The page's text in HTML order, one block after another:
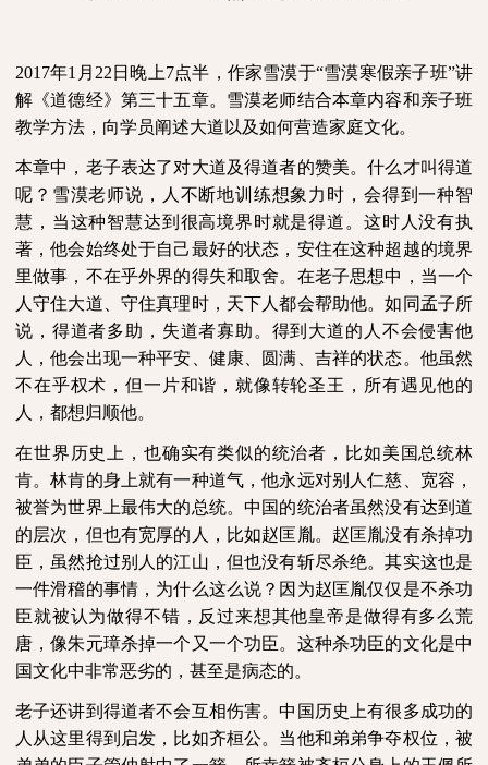
2017年1 月 22 日晚上7点半，作家雪漠于“雪漠寒假亲子班”讲
解《道德经》第三十五章。雪漠老师结合本章内容和亲子班
教学方法，向学员阐述大道以及如何营造家庭文化。
本章中，老子表达了对大道及得道者的赞美。什么才叫得道
呢？雪漠老师说，人不断地训练想象力时，会得到一种智
慧，当这种智慧达到很高境界时就是得道。这时人没有执
著，他会始终处于自己最好的状态，安住在这种超越的境界
里做事，不在乎外界的得失和取舍。在老子思想中，当一个
人守住大道、守住真理时，天下人都会帮助他。如同孟子所
说，得道者多助，失道者寡助。得到大道的人不会侵害他
人，他会出现一种平安、健康、圆满、吉祥的状态。他虽然
不在乎权术，但一片和谐，就像转轮圣王，所有遇见他的
人，都想归顺他。
在世界历史上，也确实有类似的统治者，比如美国总统林
肯。林肯的身上就有一种道气，他永远对别人仁慈、宽容，
被誉为世界上最伟大的总统。中国的统治者虽然没有达到道
的层次，但也有宽厚的人，比如赵匡胤。赵匡胤没有杀掉功
臣，虽然抢过别人的江山，但也没有斩尽杀绝。其实这也是
一件滑稽的事情，为什么这么说？因为赵匡胤仅仅是不杀功
臣就被认为做得不错，反过来想其他皇帝是做得有多么荒
唐，像朱元璋杀掉一个又一个功臣。这种杀功臣的文化是中
国文化中非常恶劣的，甚至是病态的。
老子还讲到得道者不会互相伤害。中国历史上有很多成功的
人从这里得到启发，比如齐桓公。当他和弟弟争夺权位，被